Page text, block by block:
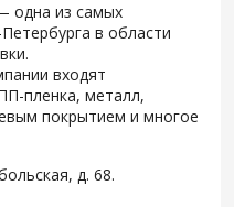
одна из самых
в области
входят
пленка, металл,
покрытием и многое
д. 68.